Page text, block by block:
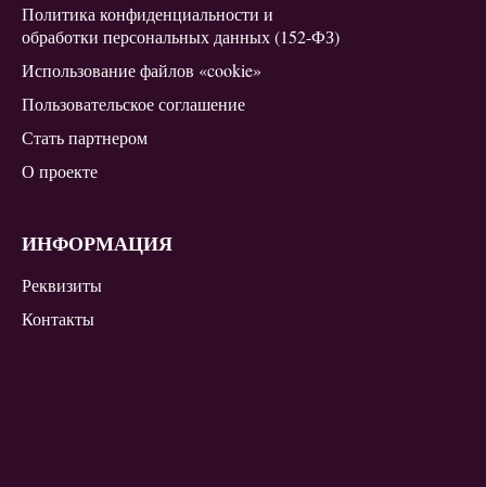
Политика конфиденциальности и
обработки персональных данных (152-ФЗ)
Использование файлов «cookie»
Пользовательское соглашение
Стать партнером
О проекте
ИНФОРМАЦИЯ
Реквизиты
Контакты